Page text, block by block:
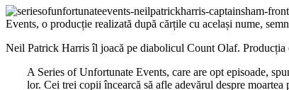
Events, o producție realizată după cărțile cu același nume,
Neil Patrick Harris îl joacă pe diabolicul Count Olaf.
A Series of Unfortunate Events, care are opt episoade,
lor. Cei trei copii încearcă să afle adevărul despre